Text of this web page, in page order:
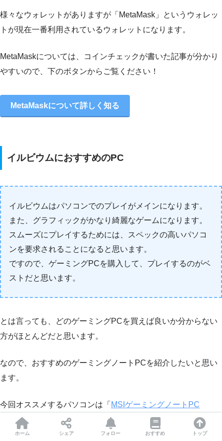
様々なウォレットがありますが「MetaMask」というウォレッ
トが現在一番利用されているウォレットになります。
MetaMaskについては、コインチェックが書いた記事が分かり
やすいので、下のボタンからご覧ください！
MetaMaskについて詳しく知る
イルビウムにおすすめのPC
イルビウムはパソコンでのプレイがメインになります。
また、グラフィックがかなり綺麗なゲームになります。
スムーズにプレイするためには、スペックの高いパソコ
ンを要求されることになると思います。
ですので、ゲーミングPCを購入して、プレイするのがベ
ストだと思います。
とは言っても、どのゲーミングPCを買えば良いか分からない
方がほとんどだと思います。
なので、おすすめのゲーミングノートPCを紹介したいと思い
ます。
今回オススメするパソコンは「 MSIゲーミングノートPC
GF63」になります。
ホーム シェア フォロー おすすめ トップ